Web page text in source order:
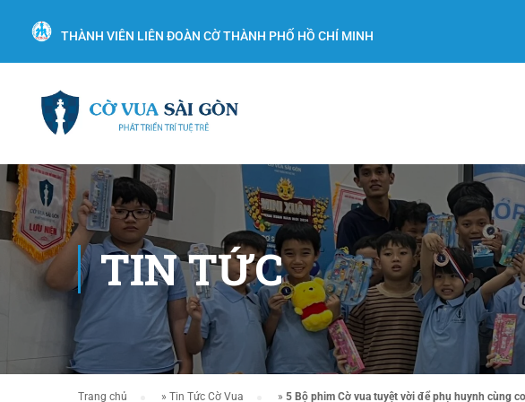
THÀNH VIÊN LIÊN ĐOÀN CỜ THÀNH PHỐ HỒ CHÍ MINH
TIN TỨC
Trang chủ » Tin Tức Cờ Vua » 5 Bộ phim Cờ vua tuyệt vời để phụ huynh cùng